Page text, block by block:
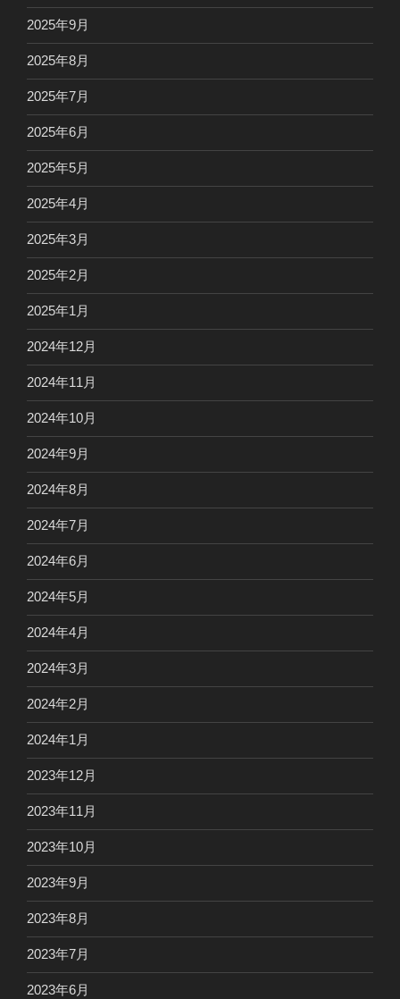
2025年9月
2025年8月
2025年7月
2025年6月
2025年5月
2025年4月
2025年3月
2025年2月
2025年1月
2024年12月
2024年11月
2024年10月
2024年9月
2024年8月
2024年7月
2024年6月
2024年5月
2024年4月
2024年3月
2024年2月
2024年1月
2023年12月
2023年11月
2023年10月
2023年9月
2023年8月
2023年7月
2023年6月